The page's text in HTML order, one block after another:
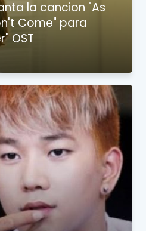
la cancion "As
Come" para
OST